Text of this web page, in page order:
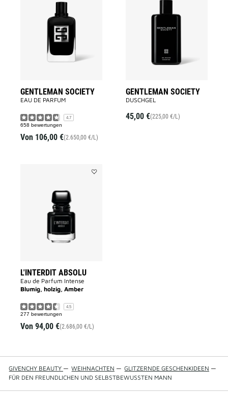
GENTLEMAN SOCIETY
EAU DE PARFUM
4.7
658 bewertungen
Von 106,00 €(2.650,00 €/L)
GENTLEMAN SOCIETY
DUSCHGEL
45,00 €(225,00 €/L)
L'INTERDIT ABSOLU
Eau de Parfum Intense
Blumig, holzig, Amber
4.5
277 bewertungen
Von 94,00 €(2.686,00 €/L)
GIVENCHY BEAUTY — WEIHNACHTEN — GLITZERNDE GESCHENKIDEEN —
FÜR DEN FREUNDLICHEN UND SELBSTBEWUSSTEN MANN